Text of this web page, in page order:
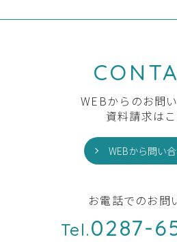
WEBからのお問
資料請求は
WEBから問い
お電話でのお問
Tel.0287-